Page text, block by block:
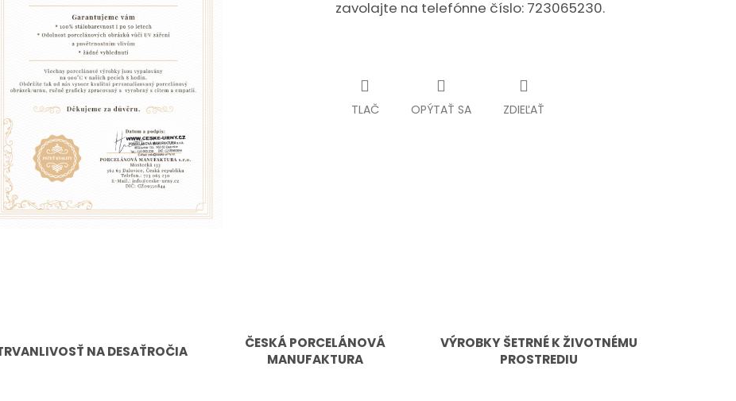
zavolajte na telefónne číslo: 723065230.
TLAČ OPÝTAŤ SA ZDIEĽAŤ
NA DESAŤROČIA
ČESKÁ PORCELÁNOVÁ
MANUFAKTURA
VÝROBKY ŠETRNÉ K ŽIVOTNÉMU
PROSTREDIU